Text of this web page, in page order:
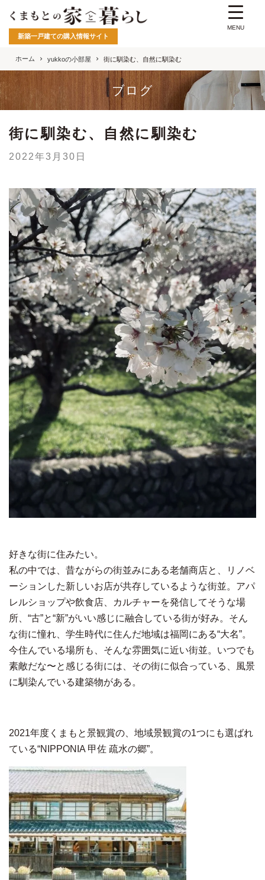
新築一戸建ての購入情報サイト
ホーム yukkoの小部屋 街に馴染む、自然に馴染む
ブログ
街に馴染む、自然に馴染む
2022年3月30日
好きな街に住みたい。
私の中では、昔ながらの街並みにある老舗商店と、リノベ
ーションした新しいお店が共存しているような街並。アパ
レルショップや飲食店、カルチャーを発信してそうな場
所、“古”と“新”がいい感じに融合している街が好み。そん
な街に憧れ、学生時代に住んだ地域は福岡にある“大名”。
今住んでいる場所も、そんな雰囲気に近い街並。いつでも
素敵だな〜と感じる街には、その街に似合っている、風景
に馴染んでいる建築物がある。
2021年度くまもと景観賞の、地域景観賞の1つにも選ばれ
ている“NIPPONIA 甲佐 疏水の郷”。
MENU